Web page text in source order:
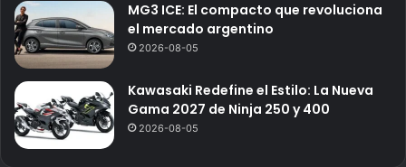
MG3 ICE: El compacto que revoluciona
el mercado argentino
2026-08-05
Kawasaki Redefine el Estilo: La Nueva
Gama 2027 de Ninja 250 y 400
2026-08-05